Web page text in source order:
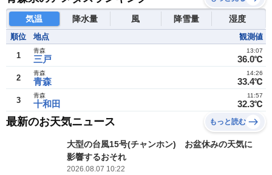
気温 降水量 風 降雪量 湿度
順位 地点 観測値
1 三戸
青森
36.0℃
13:07
2 青森
青森
33.4℃
14:26
3 十和田
青森
32.3℃
11:57
最新のお天気ニュース もっと読む
大型の台風15号(チャンホン) お盆休みの天気に
影響するおそれ
2026.08.07 10:22